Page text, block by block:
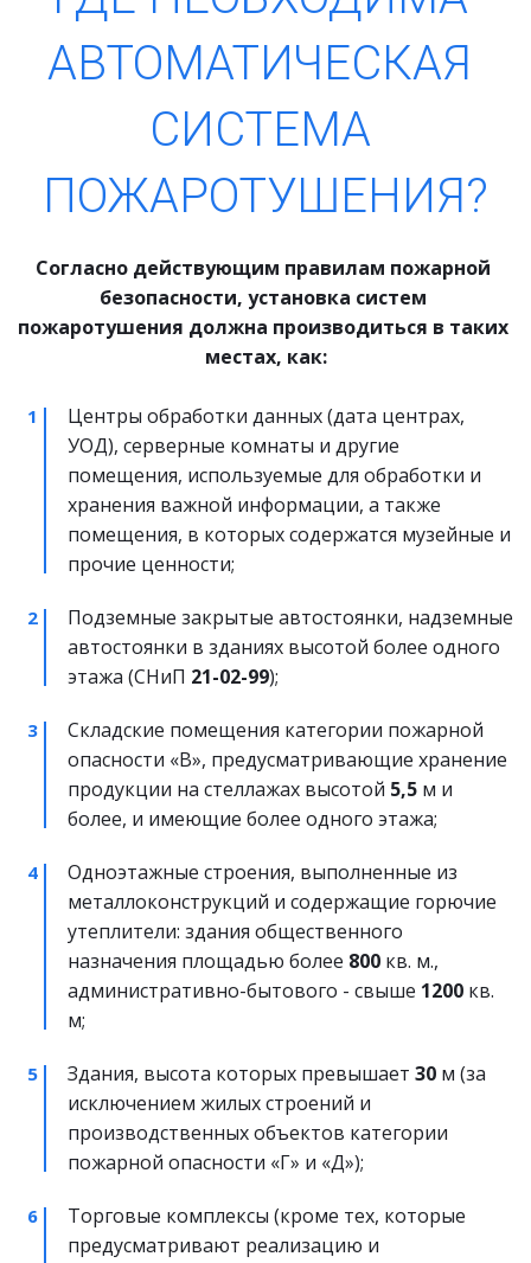
АВТОМАТИЧЕСКАЯ
СИСТЕМА
ПОЖАРОТУШЕНИЯ?
Согласно действующим правилам пожарной
безопасности, установка систем
пожаротушения должна производиться в таких
местах, как:
Центры обработки данных (дата центрах,
УОД), серверные комнаты и другие
помещения, используемые для обработки и
хранения важной информации, а также
помещения, в которых содержатся музейные и
прочие ценности;
Подземные закрытые автостоянки, надземные
автостоянки в зданиях высотой более одного
этажа (СНиП 21-02-99);
Складские помещения категории пожарной
опасности «В», предусматривающие хранение
продукции на стеллажах высотой 5,5 м и
более, и имеющие более одного этажа;
Одноэтажные строения, выполненные из
металлоконструкций и содержащие горючие
утеплители: здания общественного
назначения площадью более 800 кв. м.,
административно-бытового - свыше 1200 кв.
м;
Здания, высота которых превышает 30 м (за
исключением жилых строений и
производственных объектов категории
пожарной опасности «Г» и «Д»);
Торговые комплексы (кроме тех, которые
предусматривают реализацию и